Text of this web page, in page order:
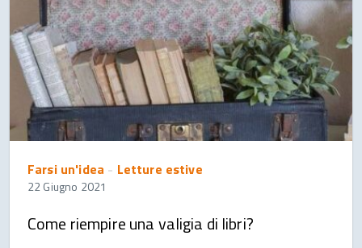
Farsi un'idea - Letture estive
22 Giugno 2021
Come riempire una valigia di libri?